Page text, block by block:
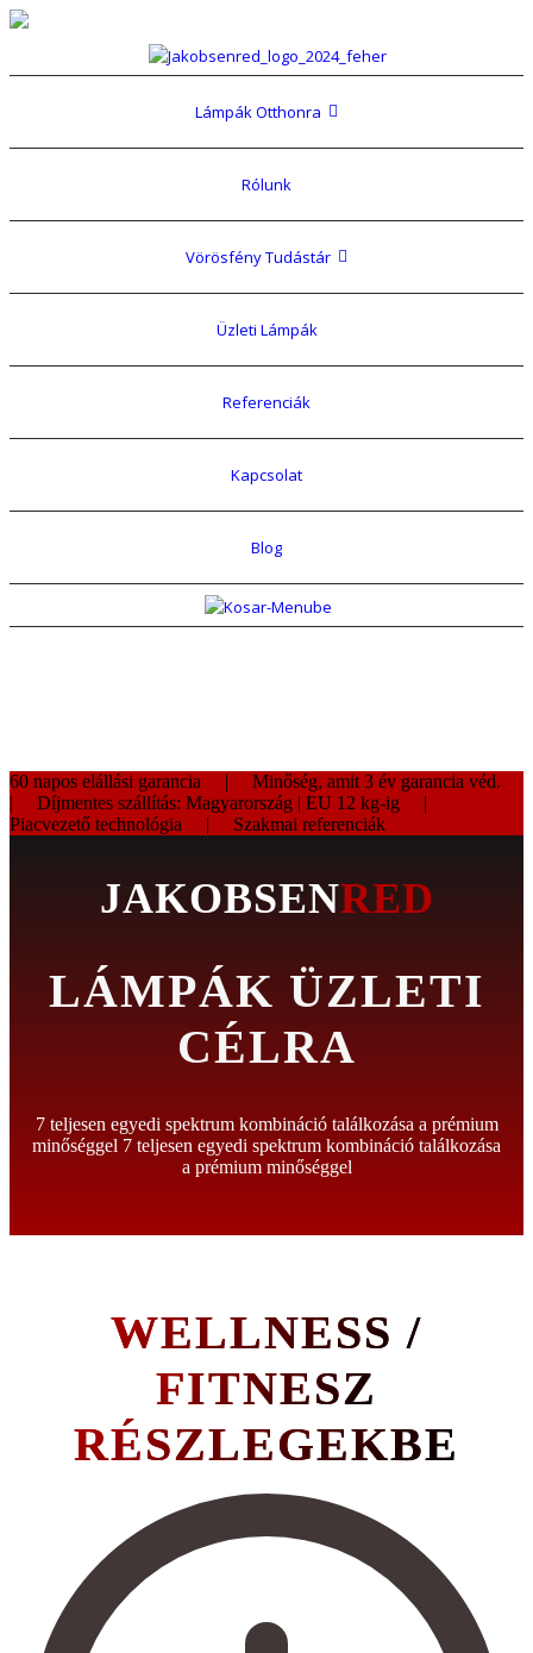
Lámpák Otthonra
Rólunk
Vörösfény Tudástár
Üzleti Lámpák
Referenciák
Kapcsolat
Blog
60 napos elállási garancia | Minőség, amit 3 év garancia véd.
| Díjmentes szállítás: Magyarország | EU 12 kg-ig |
Piacvezető technológia | Szakmai referenciák
JAKOBSENRED
LÁMPÁK ÜZLETI
CÉLRA
7 teljesen egyedi spektrum kombináció találkozása a prémium
minőséggel 7 teljesen egyedi spektrum kombináció találkozása
a prémium minőséggel
WELLNESS /
FITNESZ
RÉSZLEGEKBE